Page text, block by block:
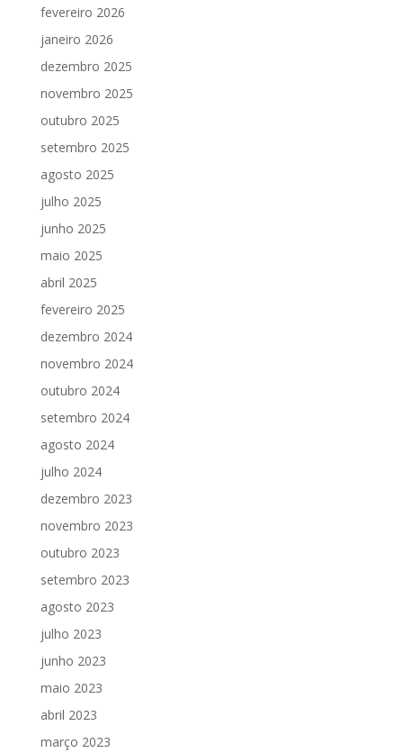
fevereiro 2026
janeiro 2026
dezembro 2025
novembro 2025
outubro 2025
setembro 2025
agosto 2025
julho 2025
junho 2025
maio 2025
abril 2025
fevereiro 2025
dezembro 2024
novembro 2024
outubro 2024
setembro 2024
agosto 2024
julho 2024
dezembro 2023
novembro 2023
outubro 2023
setembro 2023
agosto 2023
julho 2023
junho 2023
maio 2023
abril 2023
março 2023